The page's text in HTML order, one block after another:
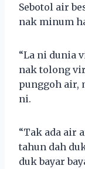
Sebotol air
nak minum
“La ni dunia
nak tolong
punggoh air,
ni.
“Tak ada air
tahun dah
duk bayar